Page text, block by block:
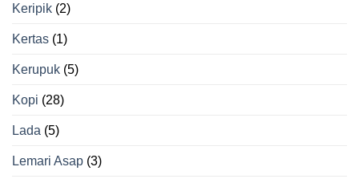
Keripik (2)
Kertas (1)
Kerupuk (5)
Kopi (28)
Lada (5)
Lemari Asap (3)